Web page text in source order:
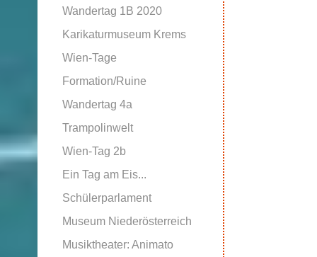
Wandertag 1B 2020
Karikaturmuseum Krems
Wien-Tage
Formation/Ruine
Wandertag 4a
Trampolinwelt
Wien-Tag 2b
Ein Tag am Eis...
Schülerparlament
Museum Niederösterreich
Musiktheater: Animato